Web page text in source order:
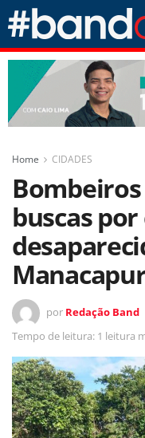
Home CIDADES
buscas
por Redação Band
Tempo de leitura: 1 leitura